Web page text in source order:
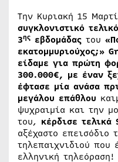
Την Κυριακή 15
συγκλονιστικό τελικό
3ης εβδομάδας του
εκατομμυριούχος;»
είδαμε για πρώτη
300.000€, με έναν
έφτασε μία ανάσα
μεγάλου επάθλου
ψυχραιμία και την
του, κέρδισε τελικά
αξέχαστο επεισόδιο
τηλεπαιχνιδιού που
ελληνική τηλεόραση!